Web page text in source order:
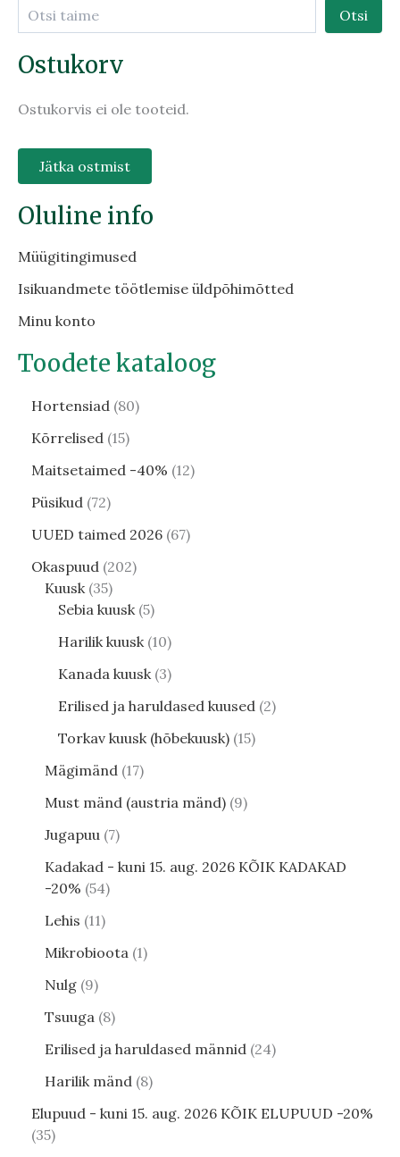
Otsi
Ostukorv
Ostukorvis ei ole tooteid.
Jätka ostmist
Oluline info
Müügitingimused
Isikuandmete töötlemise üldpõhimõtted
Minu konto
Toodete kataloog
Hortensiad 80
Kõrrelised 15
Maitsetaimed -40% 12
Püsikud 72
UUED taimed 2026 67
Okaspuud 202
Kuusk 35
Sebia kuusk 5
Harilik kuusk 10
Kanada kuusk 3
Erilised ja haruldased kuused 2
Torkav kuusk (hõbekuusk) 15
Mägimänd 17
Must mänd (austria mänd) 9
Jugapuu 7
Kadakad - kuni 15. aug. 2026 KÕIK KADAKAD
-20% 54
Lehis 11
Mikrobioota 1
Nulg 9
Tsuuga 8
Erilised ja haruldased männid 24
Harilik mänd 8
Elupuud - kuni 15. aug. 2026 KÕIK ELUPUUD -20%
35